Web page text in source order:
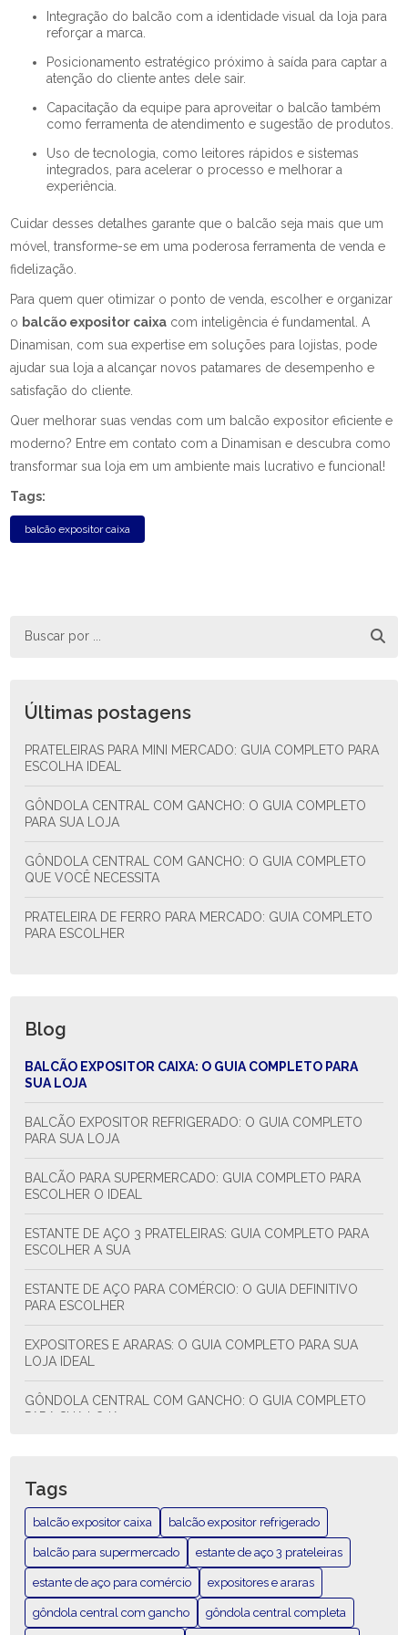
reforçar a marca.
Posicionamento estratégico próximo à saída para captar a
atenção do cliente antes dele sair.
Capacitação da equipe para aproveitar o balcão também
como ferramenta de atendimento e sugestão de produtos.
Uso de tecnologia, como leitores rápidos e sistemas
integrados, para acelerar o processo e melhorar a
experiência.
Cuidar desses detalhes garante que o balcão seja mais que um
móvel, transforme-se em uma poderosa ferramenta de venda e
fidelização.
Para quem quer otimizar o ponto de venda, escolher e organizar
o balcão expositor caixa com inteligência é fundamental. A
Dinamisan, com sua expertise em soluções para lojistas, pode
ajudar sua loja a alcançar novos patamares de desempenho e
satisfação do cliente.
Quer melhorar suas vendas com um balcão expositor eficiente e
moderno? Entre em contato com a Dinamisan e descubra como
transformar sua loja em um ambiente mais lucrativo e funcional!
Tags:
balcão expositor caixa
Últimas postagens
PRATELEIRAS PARA MINI MERCADO: GUIA COMPLETO PARA
ESCOLHA IDEAL
GÔNDOLA CENTRAL COM GANCHO: O GUIA COMPLETO
PARA SUA LOJA
GÔNDOLA CENTRAL COM GANCHO: O GUIA COMPLETO
QUE VOCÊ NECESSITA
PRATELEIRA DE FERRO PARA MERCADO: GUIA COMPLETO
PARA ESCOLHER
Blog
BALCÃO EXPOSITOR CAIXA: O GUIA COMPLETO PARA
SUA LOJA
BALCÃO EXPOSITOR REFRIGERADO: O GUIA COMPLETO
PARA SUA LOJA
BALCÃO PARA SUPERMERCADO: GUIA COMPLETO PARA
ESCOLHER O IDEAL
ESTANTE DE AÇO 3 PRATELEIRAS: GUIA COMPLETO PARA
ESCOLHER A SUA
ESTANTE DE AÇO PARA COMÉRCIO: O GUIA DEFINITIVO
PARA ESCOLHER
EXPOSITORES E ARARAS: O GUIA COMPLETO PARA SUA
LOJA IDEAL
GÔNDOLA CENTRAL COM GANCHO: O GUIA COMPLETO
PARA SUA LOJA
GÔNDOLA CENTRAL COMPLETA: O GUIA DEFINITIVO PARA
SUA LOJA
GÔNDOLA CENTRAL COMPLETA: TUDO O QUE VOCÊ
PRECISA SABER
GÔNDOLA CENTRAL EXPOSITORA: COMO POTENCIALIZAR
Tags
balcão expositor caixa balcão expositor refrigerado
balcão para supermercado estante de aço 3 prateleiras
estante de aço para comércio expositores e araras
gôndola central com gancho gôndola central completa